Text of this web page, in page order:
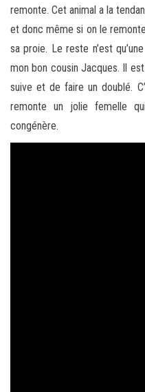
remonte. Cet animal a la
et donc même si on le
sa proie. Le reste n’est
mon bon cousin Jacques. Il
suive et de faire un doublé.
remonte un jolie femelle
congénère.